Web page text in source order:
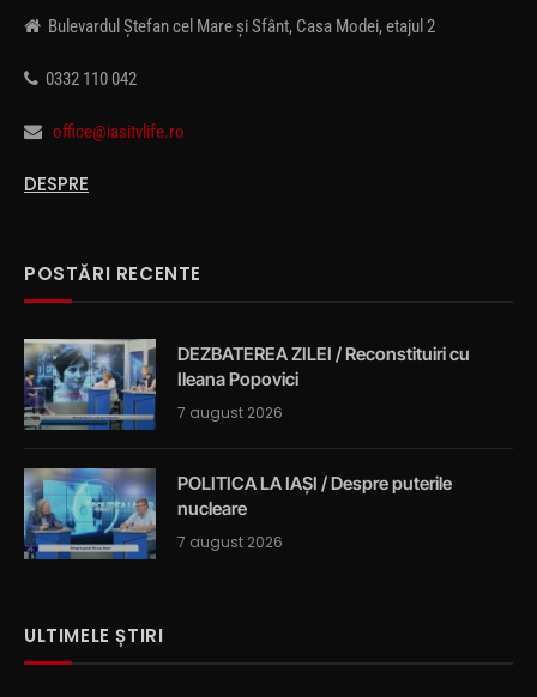
Bulevardul Ștefan cel Mare și Sfânt, Casa Modei, etajul 2
0332 110 042
office@iasitvlife.ro
DESPRE
POSTĂRI RECENTE
DEZBATEREA ZILEI / Reconstituiri cu
Ileana Popovici
7 august 2026
POLITICA LA IAȘI / Despre puterile
nucleare
7 august 2026
ULTIMELE ȘTIRI